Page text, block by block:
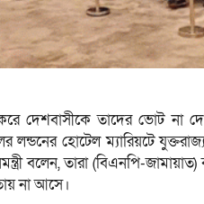
দেশবাসীকে তাদের ভোট না
লন্ডনের হোটেল ম্যারিয়টে
বলেন, তারা (বিএনপি-
না আসে।